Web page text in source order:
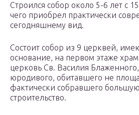
Строился собор около 5-6 лет с
чего приобрел практически
сегодняшнему вид.
Состоит собор из 9 церквей,
основание, на первом этаже
церковь Св. Василия
юродивого, обитавшего не
фактически собравшего большую
строительство.